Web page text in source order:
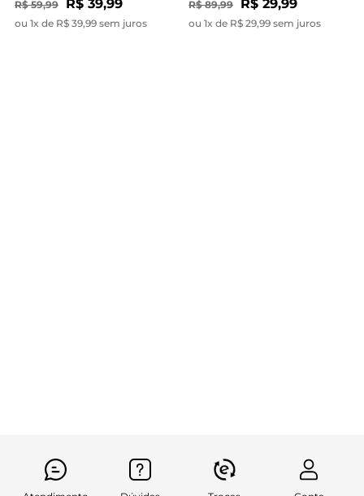
R$ 59,99 R$ 39,99
ou 1x de R$ 39,99 sem juros
R$ 89,99 R$ 29,99
ou 1x de R$ 29,99 sem juros